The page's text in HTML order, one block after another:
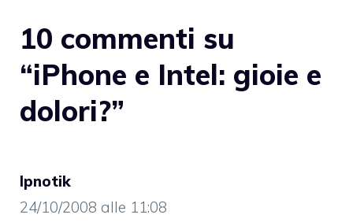
10 commenti su
“iPhone e Intel: gioie e
dolori?”
Ipnotik
24/10/2008 alle 11:08